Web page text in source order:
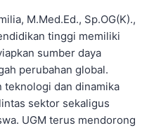
M.Med.Ed., Sp.OG(K).,
tinggi memiliki
sumber daya
perubahan global.
teknologi dan dinamika
sektor sekaligus
UGM terus mendorong